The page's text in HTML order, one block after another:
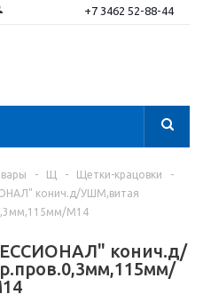
+7 3462 52-88-44
- Щ - Щетки-крацовки
-
конич.д/УШМ,витая
М14
конич.д/